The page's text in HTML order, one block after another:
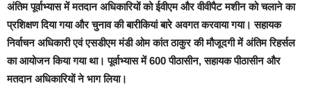
अंतिम पूर्वाभ्यास में मतदान अधिकारियों को ईवीएम और वीवीपैट मशीन को चलाने का
प्रशिक्षण दिया गया और चुनाव की बारीकियां बारे अवगत करवाया गया। सहायक
निर्वाचन अधिकारी एवं एसडीएम मंडी ओम कांत ठाकुर की मौजूदगी में अंतिम रिहर्सल
का आयोजन किया गया था। पूर्वाभ्यास में 600 पीठासीन, सहायक पीठासीन और
मतदान अधिकारियों ने भाग लिया।